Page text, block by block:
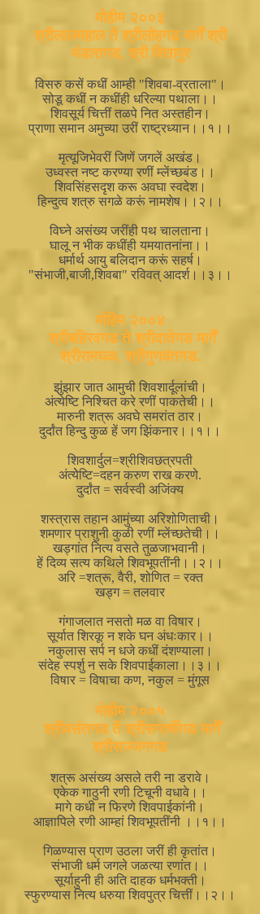
मोहीम २००३
श्रीलालमहाल तें श्रीलोहगड मार्गें श्री
भंडारागड, श्री विसापुर
विसरु कसें कधीं आम्ही "शिवबा-व्रताला"।
सोडू कधीं न कधींही धरिल्या पथाला।।
शिवसूर्य चित्तीं तळपे नित अस्तहीन।
प्राणा समान अमुच्या उरीं राष्ट्रध्यान।।१।।
मृत्यूजिभेवरीं जिणें जगलें अखंड।
उध्वस्त नष्ट करण्या रणीं म्लेंच्छबंड।।
शिवसिंहसदृश करू अवघा स्वदेश।
हिन्दुत्व शत्रु सगळे करूं नामशेष।।२।।
विघ्ने असंख्य जरींही पथ चालताना।
घालू न भीक कधींही यमयातनांना।।
धर्मार्थ आयु बलिदान करूं सहर्ष।
"संभाजी,बाजी,शिवबा" रविवत् आदर्श।।३।।
मोहिम २००४
श्रीबहिरवगड ते श्रीदातेगड मार्गें
श्रीरामघळ, श्रीगुणवंतगड.
झुंझार जात आमुची शिवशार्दूलांची।
अंत्येष्टि निश्चित करे रणीं पाकतेची।।
मारुनी शत्रू अवघे समरांत ठार।
दुर्दांत हिन्दु कुळ हें जग झिंकनार।।१।।
शिवशार्दुल=श्रीशिवछत्रपती
अंत्येेष्टि=दहन करुण राख करणे.
दुर्दांत = सर्वस्वी अजिंक्य
शस्त्रास तहान आमुंच्या अरिशोणिताची।
शमणार प्राशुनी कुळी रणीं म्लेंच्छतेची।।
खड्गांत नित्य वसते तुळजाभवानी।
हें दिव्य सत्य कथिले शिवभूपतींनी।।२।।
अरि =शत्रू, वैरी, शोणित = रक्त
खड्ग = तलवार
गंगाजलात नसतो मळ वा विषार।
सूर्यात शिरकू न शके घन अंधःकार।।
नकुलास सर्प न धजे कधीं दंशण्याला।
संदेह स्पर्शु न सके शिवपाईकाला।।३।।
विषार = विषाचा कण, नकुल = मुंगूस
मोहीम २००५
श्रीवसंतगड तें श्रीसप्तर्षीगड मार्गें
श्रीसज्जनगड
शत्रू असंख्य असले तरी ना डरावे।
एकेक गाठुनी रणी टिचूनी वधावे।।
मागे कधी न फिरणे शिवपाईकांनी।
आज्ञापिले रणी आम्हां शिवभूपतींनी ।।१।।
गिळण्यास प्राण उठला जरीं ही कृतांत।
संभाजी धर्म जगले जळत्या रणांत।।
सूर्याहुनी ही अति दाहक धर्मभक्ती।
स्फुरण्यास नित्य धरुया शिवपुत्र चित्तीं।।२।।